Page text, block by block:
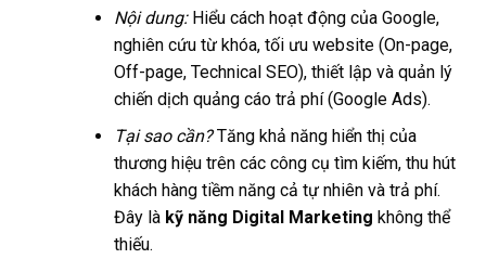
Nội dung:Hiểu cách hoạt động của Google,
nghiên cứu từ khóa, tối ưu website (On-page,
Off-page, Technical SEO), thiết lập và quản lý
chiến dịch quảng cáo trả phí (Google Ads).
Tại sao cần?Tăng khả năng hiển thị của
thương hiệu trên các công cụ tìm kiếm, thu hút
khách hàng tiềm năng cả tự nhiên và trả phí.
Đây là kỹ năng Digital Marketing không thể
thiếu.